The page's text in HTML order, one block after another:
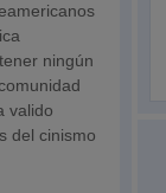
ningún
valido
del cinismo